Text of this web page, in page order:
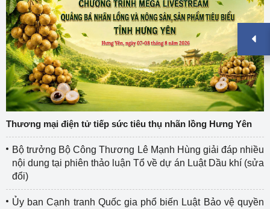
Thương mại điện tử tiếp sức tiêu thụ nhãn lồng Hưng Yên
Bộ trưởng Bộ Công Thương Lê Mạnh Hùng giải đáp nhiều
nội dung tại phiên thảo luận Tổ về dự án Luật Dầu khí (sửa
đổi)
Ủy ban Cạnh tranh Quốc gia phổ biến Luật Bảo vệ quyền